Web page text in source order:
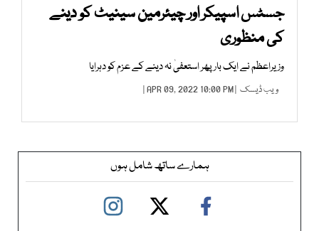
جسٹس اسپیکر اور چیئرمین سینیٹ کو دینے
کی منظوری
وزیراعظم نے ایک بار پھر استعفیٰ نہ دینے کے عزم کو دہرایا
ویب ڈیسک | APR 09, 2022 10:00 PM |
ہمارے ساتھ شامل ہوں